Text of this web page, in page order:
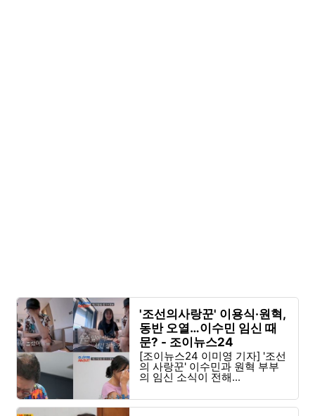
'조선의사랑꾼' 이용식·원혁,
동반 오열…이수민 임신 때
문? - 조이뉴스24
[조이뉴스24 이미영 기자] '조선
의 사랑꾼' 이수민과 원혁 부부
의 임신 소식이 전해...